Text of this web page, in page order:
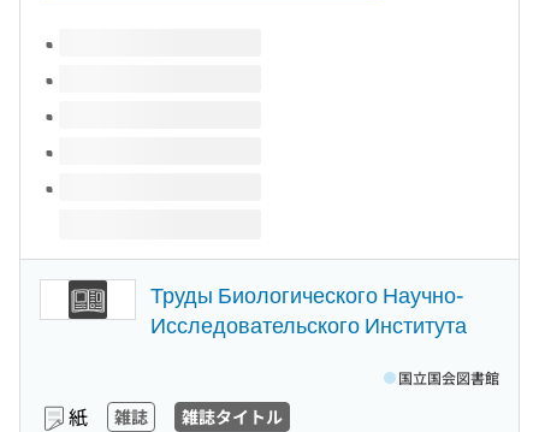
このタイトルの巻号
Труды Биологического Научно-
Исследовательского Института
紙 雑誌 雑誌タイトル
国立国会図書館